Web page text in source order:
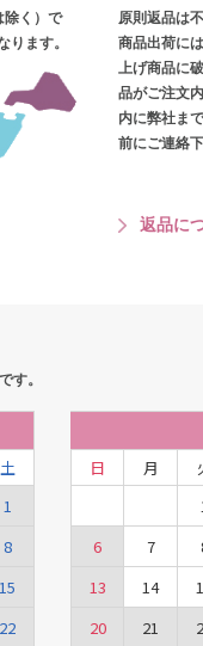
除く）で
ります。
原則返品は
商品出荷に
上げ商品に
品がご注文
内に弊社ま
前にご連絡下
返品に
す。
土
1
8
15
22
日 月
6
7
13
14
20
21